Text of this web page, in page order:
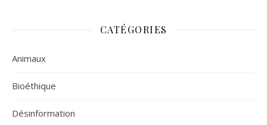
CATÉGORIES
Animaux
Bioéthique
Désinformation